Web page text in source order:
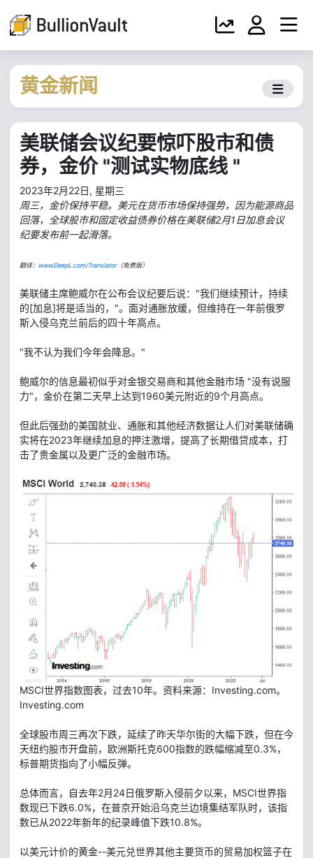
黄金新闻
美联储会议纪要惊吓股市和债
券，金价 "测试实物底线 "
2023年2月22日, 星期三
周三，金价保持平稳。美元在货币市场保持强势，因为能源商品
回落，全球股市和固定收益债券价格在美联储2月1日加息会议
纪要发布前一起滑落。
翻译： www.DeepL.com/Translator（免费版）
美联储主席鲍威尔在公布会议纪要后说："我们继续预计，持续
的[加息]将是适当的，"。面对通胀放缓，但维持在一年前俄罗
斯入侵乌克兰前后的四十年高点。
"我不认为我们今年会降息。"
鲍威尔的信息最初似乎对金银交易商和其他金融市场 "没有说服
力"，金价在第二天早上达到1960美元附近的9个月高点。
但此后强劲的美国就业、通胀和其他经济数据让人们对美联储确
实将在2023年继续加息的押注激增，提高了长期借贷成本，打
击了贵金属以及更广泛的金融市场。
MSCI世界指数图表，过去10年。资料来源：Investing.com。
Investing.com
全球股市周三再次下跌，延续了昨天华尔街的大幅下跌，但在今
天纽约股市开盘前，欧洲斯托克600指数的跌幅缩减至0.3%，
标普期货指向了小幅反弹。
总体而言，自去年2月24日俄罗斯入侵前夕以来，MSCI世界指
数现已下跌6.0%，在普京开始沿乌克兰边境集结军队时，该指
数已从2022年新年的纪录峰值下跌10.8%。
以美元计价的黄金--美元兑世界其他主要货币的贸易加权篮子在